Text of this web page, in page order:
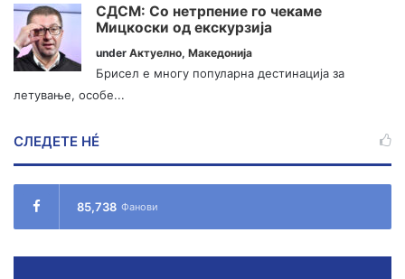
СДСМ: Со нетрпение го чекаме
Мицкоски од екскурзија
under Актуелно, Македонија
Брисел е многу популарна дестинација за
летување, особе...
СЛЕДЕТЕ НÉ
85,738 Фанови